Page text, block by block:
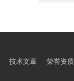
技术文章 荣誉资质